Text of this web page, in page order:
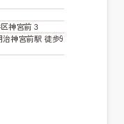
神宮前３
神宮前駅 徒歩9